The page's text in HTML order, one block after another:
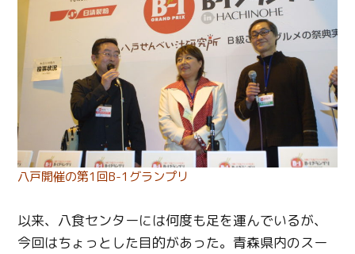
八戸開催の第1回B-1グランプリ
以来、八食センターには何度も足を運んでいるが、
今回はちょっとした目的があった。青森県内のスー